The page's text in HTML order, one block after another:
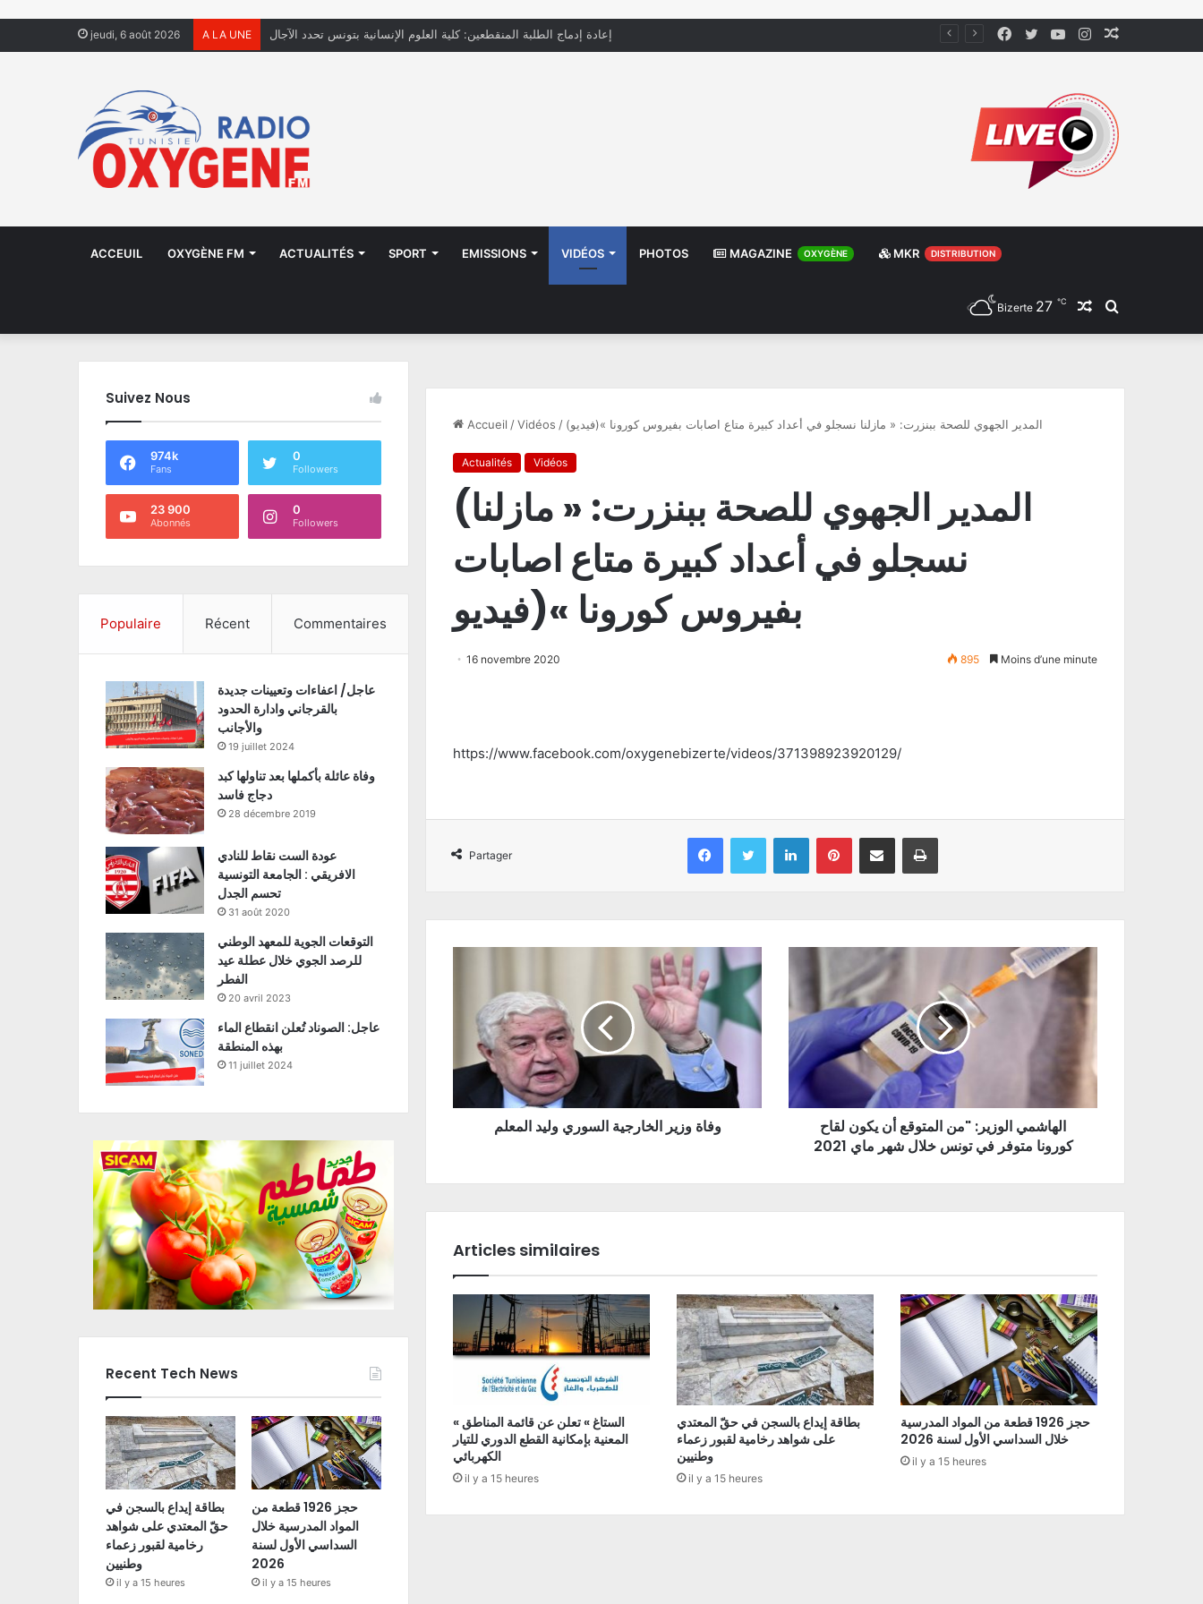
jeudi, 6 août 2026 A LA UNE إعادة إدماج الطلبة المنقطعين: كلية العلوم الإنسانية بتونس تحدد الآجال Instagram
YouTube
Twitter
Facebook
ACCEUIL OXYGÈNE FM ACTUALITÉS SPORT EMISSIONS VIDÉOS PHOTOS MAGAZINE OXYGÈNE MKR DISTRIBUTION
Rechercher
Article
Bizerte 27 ℃
Accueil /Vidéos / (المدير الجهوي للصحة ببنزرت: « مازلنا نسجلو في أعداد كبيرة متاع اصابات بفيروس كورونا »(فيديو
Actualités Vidéos
(المدير الجهوي للصحة ببنزرت: « مازلنا
نسجلو في أعداد كبيرة متاع اصابات
بفيروس كورونا »(فيديو
16 novembre 2020 895 Moins d’une minute
https://www.facebook.com/oxygenebizerte/videos/371398923920129/
Partager
Facebook Twitter Linkedin Pinterest Partager par email Imprimer
وفاة وزير الخارجية السوري وليد المعلم
الهاشمي الوزير: "من المتوقع أن يكون لقاح
كورونا متوفر في تونس خلال شهر ماي 2021
Articles similaires
« الستاغ » تعلن عن قائمة المناطق
المعنية بإمكانية القطع الدوري للتيار
الكهربائي
il y a 15 heures
بطاقة إيداع بالسجن في حقّ المعتدي
على شواهد رخامية لقبور زعماء
وطنيين
il y a 15 heures
حجز 1926 قطعة من المواد المدرسية
خلال السداسي الأول لسنة 2026
il y a 15 heures
Suivez Nous
974k
Fans
0
Followers
23 900
Abonnés
0
Followers
Populaire Récent Commentaires
عاجل/ اعفاءات وتعيينات جديدة
بالقرجاني وادارة الحدود
والأجانب
19 juillet 2024
وفاة عائلة بأكملها بعد تناولها كبد
دجاج فاسد
28 décembre 2019
عودة الست نقاط للنادي
الافريقي : الجامعة التونسية
تحسم الجدل
31 août 2020
التوقعات الجوية للمعهد الوطني
للرصد الجوي خلال عطلة عيد
الفطر
20 avril 2023
عاجل: الصوناد تُعلن انقطاع الماء
بهذه المنطقة
11 juillet 2024
Recent Tech News
بطاقة إيداع بالسجن في
حقّ المعتدي على شواهد
رخامية لقبور زعماء
وطنيين
il y a 15 heures
حجز 1926 قطعة من
المواد المدرسية خلال
السداسي الأول لسنة
2026
il y a 15 heures